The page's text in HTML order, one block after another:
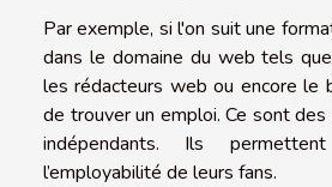
Par exemple, si l'on suit une
dans le domaine du web tels
les rédacteurs web ou encore le
de trouver un emploi. Ce sont
indépendants. Ils
l’employabilité de leurs fans.